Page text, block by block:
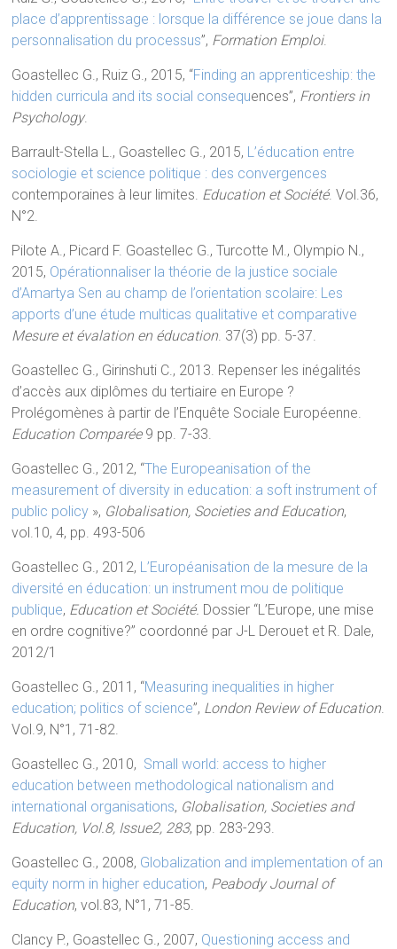
place d’apprentissage : lorsque la différence se joue dans la
personnalisation du processus”, Formation Emploi.
Goastellec G., Ruiz G., 2015, “Finding an apprenticeship: the
hidden curricula and its social consequences”, Frontiers in
Psychology.
Barrault-Stella L., Goastellec G., 2015, L’éducation entre
sociologie et science politique : des convergences
contemporaines à leur limites. Education et Société. Vol.36,
N°2.
Pilote A., Picard F. Goastellec G., Turcotte M., Olympio N.,
2015, Opérationnaliser la théorie de la justice sociale
d’Amartya Sen au champ de l’orientation scolaire: Les
apports d’une étude multicas qualitative et comparative
Mesure et évalation en éducation . 37(3) pp. 5-37.
Goastellec G., Girinshuti C., 2013. Repenser les inégalités
d’accès aux diplômes du tertiaire en Europe ?
Prolégomènes à partir de l’Enquête Sociale Européenne.
Education Comparée9 pp. 7-33.
Goastellec G., 2012, “The Europeanisation of the
measurement of diversity in education: a soft instrument of
public policy », Globalisation, Societies and Education,
vol.10, 4, pp. 493-506
Goastellec G., 2012, L’Européanisation de la mesure de la
diversité en éducation: un instrument mou de politique
publique, Education et Société. Dossier “L’Europe, une mise
en ordre cognitive?” coordonné par J-L Derouet et R. Dale,
2012/1
Goastellec G., 2011, “Measuring inequalities in higher
education; politics of science”, London Review of Education
Vol.9, N°1, 71-82.
Goastellec G., 2010, Small world: access to higher
education between methodological nationalism and
international organisations, Globalisation, Societies and
Education, Vol.8, Issue2, 283, pp. 283-293.
Goastellec G., 2008, Globalization and implementation of an
equity norm in higher education, Peabody Journal of
Education, vol.83, N°1, 71-85.
Clancy P., Goastellec G., 2007, Questioning access and